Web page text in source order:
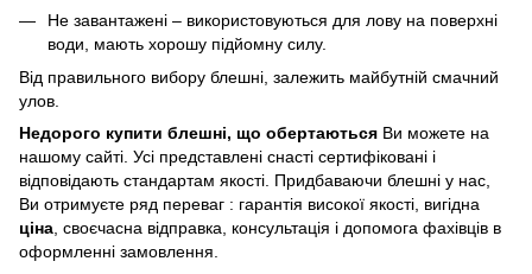
Не завантажені – використовуються для лову на поверхні
води, мають хорошу підйомну силу.
Від правильного вибору блешні, залежить майбутній смачний
улов.
Недорого купити блешні, що обертаються Ви можете на
нашому сайті. Усі представлені снасті сертифіковані і
відповідають стандартам якості. Придбаваючи блешні у нас,
Ви отримуєте ряд переваг : гарантія високої якості, вигідна
ціна, своєчасна відправка, консультація і допомога фахівців в
оформленні замовлення.